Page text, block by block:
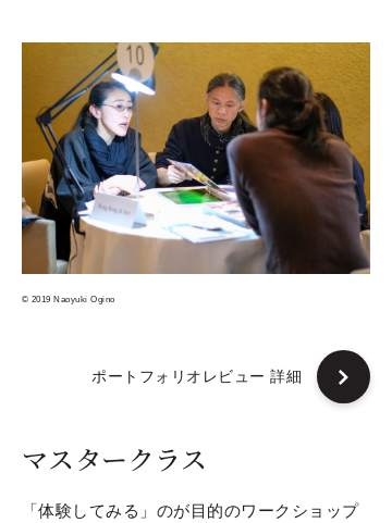
© 2019 Naoyuki Ogino
ポートフォリオレビュー 詳細
マスタークラス
「体験してみる」のが目的のワークショップ